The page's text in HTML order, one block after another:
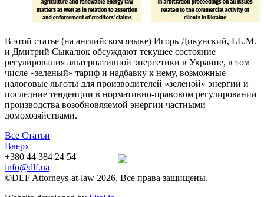
В этой статье (на английском языке) Игорь Дикунский, LL.M.
и Дмитрий Сыкалюк обсуждают текущее состояние
регулирования альтернативной энергетики в Украине, в том
числе «зеленый» тариф и надбавку к нему, возможные
налоговые льготы для производителей «зеленой» энергии и
последние тенденции в нормативно-правовом регулировании
производства возобновляемой энергии частными
домохозяйствами.
Все Статьи
Вверх
+380 44 384 24 54
info@dlf.ua
©DLF Attorneys-at-law 2026. Все права защищены.